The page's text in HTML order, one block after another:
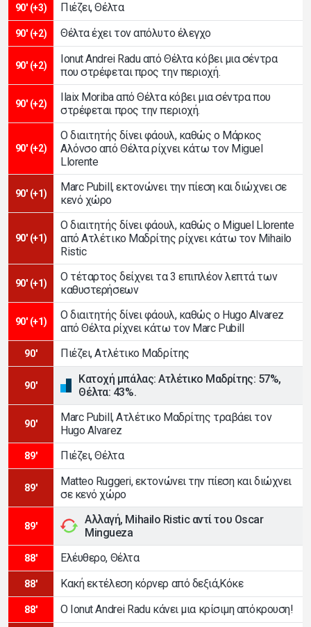
90' (+3) Πιέζει, Θέλτα
90' (+2) Θέλτα έχει τον απόλυτο έλεγχο
90' (+2)
Ionut Andrei Radu από Θέλτα κόβει μια σέντρα
που στρέφεται προς την περιοχή.
90' (+2)
Ilaix Moriba από Θέλτα κόβει μια σέντρα που
στρέφεται προς την περιοχή.
90' (+2)
Ο διαιτητής δίνει φάουλ, καθώς ο Μάρκος
Αλόνσο από Θέλτα ρίχνει κάτω τον Miguel
Llorente
90' (+1)
Marc Pubill, εκτονώνει την πίεση και διώχνει σε
κενό χώρο
90' (+1)
Ο διαιτητής δίνει φάουλ, καθώς ο Miguel Llorente
από Ατλέτικο Μαδρίτης ρίχνει κάτω τον Mihailo
Ristic
90' (+1)
Ο τέταρτος δείχνει τα 3 επιπλέον λεπτά των
καθυστερήσεων
90' (+1)
Ο διαιτητής δίνει φάουλ, καθώς ο Hugo Alvarez
από Θέλτα ρίχνει κάτω τον Marc Pubill
90' Πιέζει, Ατλέτικο Μαδρίτης
90'
Κατοχή μπάλας: Ατλέτικο Μαδρίτης: 57%,
Θέλτα: 43%.
90'
Marc Pubill, Ατλέτικο Μαδρίτης τραβάει τον
Hugo Alvarez
89' Πιέζει, Θέλτα
89'
Matteo Ruggeri, εκτονώνει την πίεση και διώχνει
σε κενό χώρο
89'
Αλλαγή, Mihailo Ristic αντί του Oscar
Mingueza
88' Ελέυθερο, Θέλτα
88' Κακή εκτέλεση κόρνερ από δεξιά,Κόκε
88' Ο Ionut Andrei Radu κάνει μια κρίσιμη απόκρουση!